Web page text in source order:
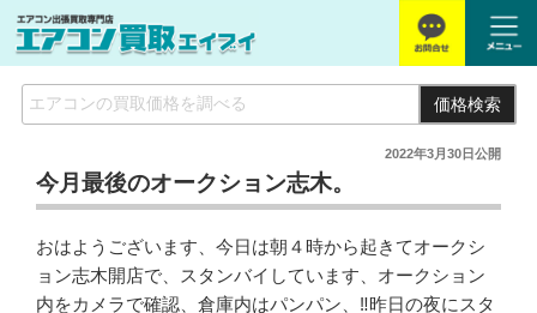
価格検索
2022年3月30日公開
今月最後のオークション志木。
おはようございます、今日は朝４時から起きてオークシ
ョン志木開店で、スタンバイしています、オークション
内をカメラで確認、倉庫内はパンパン、‼昨日の夜にスタ